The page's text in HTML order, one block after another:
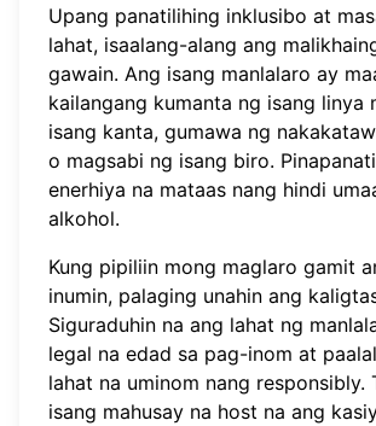
Upang panatilihing inklusibo at
lahat, isaalang-alang ang
gawain. Ang isang manlalaro ay
kailangang kumanta ng isang linya
isang kanta, gumawa ng
o magsabi ng isang biro.
enerhiya na mataas nang hindi
alkohol.
Kung pipiliin mong maglaro gamit
inumin, palaging unahin ang
Siguraduhin na ang lahat ng
legal na edad sa pag-inom at
lahat na uminom nang responsibly.
isang mahusay na host na ang